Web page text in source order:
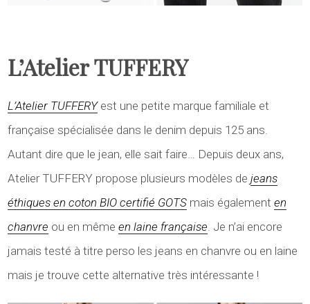
L’Atelier TUFFERY
L’Atelier TUFFERYest une petite marque familiale et
française spécialisée dans le denim depuis 125 ans.
Autant dire que le jean, elle sait faire… Depuis deux ans,
Atelier TUFFERY propose plusieurs modèles dejeans
éthiques en coton BIO certifié GOTS mais égalementen
chanvre ou en mêmeen laine française. Je n’ai encore
jamais testé à titre perso les jeans en chanvre ou en laine
mais je trouve cette alternative très intéressante !